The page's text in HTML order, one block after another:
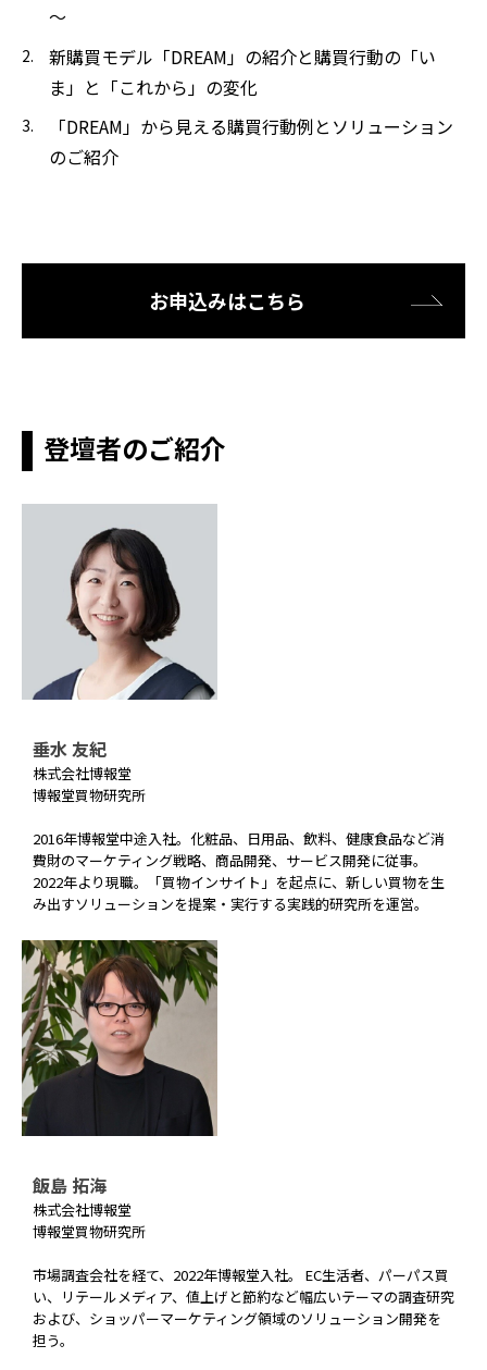
～
新購買モデル「DREAM」の紹介と購買行動の「い
ま」と「これから」の変化
「DREAM」から見える購買行動例とソリューション
のご紹介
お申込みはこちら
登壇者のご紹介
垂水 友紀
株式会社博報堂
博報堂買物研究所
2016年博報堂中途入社。化粧品、日用品、飲料、健康食品など消
費財のマーケティング戦略、商品開発、サービス開発に従事。
2022年より現職。「買物インサイト」を起点に、新しい買物を生
み出すソリューションを提案・実行する実践的研究所を運営。
飯島 拓海
株式会社博報堂
博報堂買物研究所
市場調査会社を経て、2022年博報堂入社。 EC生活者、パーパス買
い、リテールメディア、値上げと節約など幅広いテーマの調査研究
および、ショッパーマーケティング領域のソリューション開発を
担う。